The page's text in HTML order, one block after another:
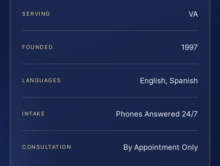
SERVING VA
FOUNDED 1997
LANGUAGES English, Spanish
INTAKE Phones Answered 24/7
CONSULTATION By Appointment Only